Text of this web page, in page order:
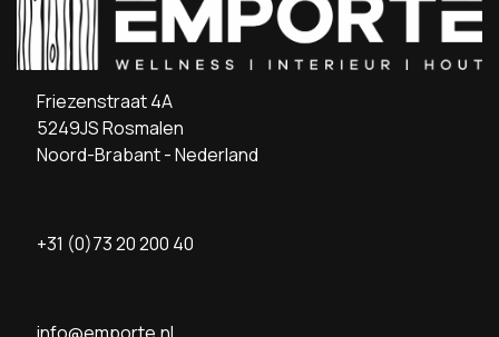
Friezenstraat 4A
5249JS Rosmalen
Noord-Brabant - Nederland
+31 (0)73 20 200 40